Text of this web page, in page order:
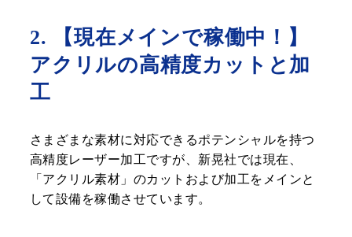
2. 【現在メインで稼働中！】
アクリルの高精度カットと加
工
さまざまな素材に対応できるポテンシャルを持つ
高精度レーザー加工ですが、新晃社では現在、
「アクリル素材」のカットおよび加工をメインと
して設備を稼働させています。